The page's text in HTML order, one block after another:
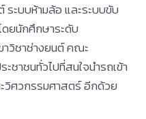
ระบบห้ามล้อ และระบบขับ
ยนักศึกษาระดับ
วิชาช่างยนต์ คณะ
ชาชนทั่วไปที่สนใจนำรถเข้า
วิศวกรรมศาสตร์ อีกด้วย